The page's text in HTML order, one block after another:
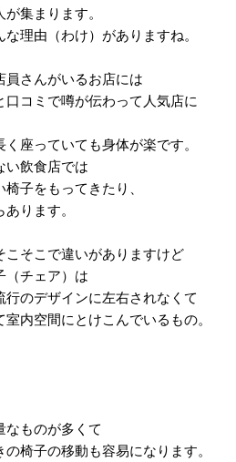
集まります。
理由（わけ）がありますね。
さんがいるお店には
口コミで噂が伝わって人気店に
座っていても身体が楽です。
い飲食店では
子をもってきたり、
ります。
こそこで違いがありますけど
（チェア）は
のデザインに左右されなくて
内空間にとけこんでいるもの。
なものが多くて
椅子の移動も容易になります。